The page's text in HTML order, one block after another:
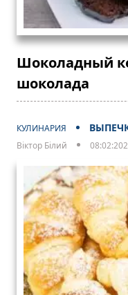
Шоколадный
шоколада
КУЛИНАРИЯ
Віктор Білий